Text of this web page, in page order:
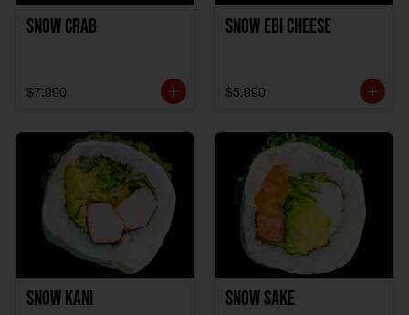
Snow Crab
$7.990
Snow Ebi Cheese
$5.990
Snow Kani Snow Sake